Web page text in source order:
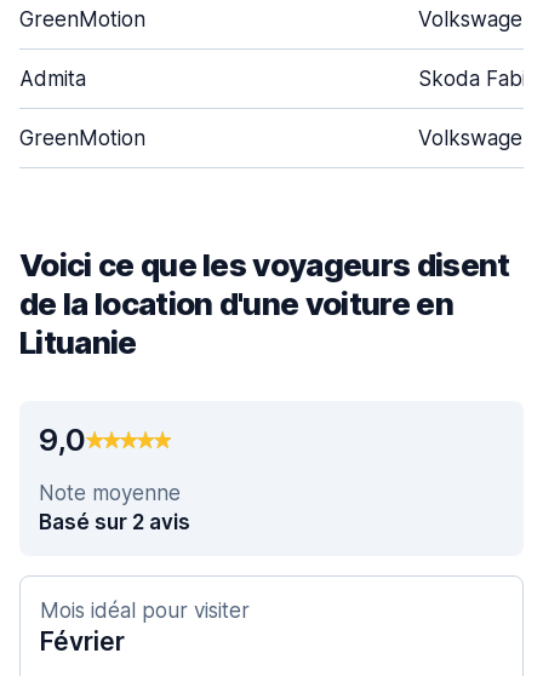
GreenMotion Volkswagen
Admita Skoda Fabia
GreenMotion Volkswagen
Voici ce que les voyageurs disent
de la location d'une voiture en
Lituanie
9,0
Note moyenne
Basé sur 2 avis
Mois idéal pour visiter
Février